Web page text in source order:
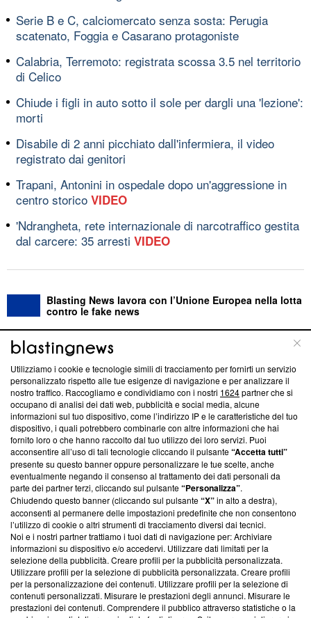
Serie B e C, calciomercato senza sosta: Perugia
scatenato, Foggia e Casarano protagoniste
Calabria, Terremoto: registrata scossa 3.5 nel territorio
di Celico
Chiude i figli in auto sotto il sole per dargli una 'lezione':
morti
Disabile di 2 anni picchiato dall'infermiera, il video
registrato dai genitori
Trapani, Antonini in ospedale dopo un'aggressione in
centro storico VIDEO
'Ndrangheta, rete internazionale di narcotraffico gestita
dal carcere: 35 arresti VIDEO
Blasting News lavora con l’Unione Europea nella lotta
contro le fake news
ABOUT LINEA EDITORIALE
Questa sezione offre informazioni trasparenti su Blasting
News, sui nostri processi editoriali e su come ci impegniamo a
creare news di qualità. Inoltre, afferma la nostra aderenza a
‘Trust Project - News with Integrity’Blasting News non è
ancora membro del programma, ma ha richiesto di farne
parte; Trust Project non ha ancora effettuato una verifica di
conformità agli standard.
Su di noi
Team editoriale
Corporate
Redazione
Informativa Privacy
Utilizziamo i cookie e tecnologie simili di tracciamento per fornirti un servizio
personalizzato rispetto alle tue esigenze di navigazione e per analizzare il
nostro traffico. Raccogliamo e condividiamo con i nostri 1624partner che si
occupano di analisi dei dati web, pubblicità e social media, alcune
informazioni sul tuo dispositivo, come l’indirizzo IP e le caratteristiche del tuo
dispositivo, i quali potrebbero combinarle con altre informazioni che hai
fornito loro o che hanno raccolto dal tuo utilizzo dei loro servizi. Puoi
acconsentire all’uso di tali tecnologie cliccando il pulsante“Accetta tutti”
presente su questo banner oppure personalizzare le tue scelte, anche
eventualmente negando il consenso al trattamento dei dati personali da
parte dei partner terzi, cliccando sul pulsante“Personalizza”.
Chiudendo questo banner (cliccando sul pulsante“X”in alto a destra),
acconsenti al permanere delle impostazioni predefinite che non consentono
l’utilizzo di cookie o altri strumenti di tracciamento diversi dai tecnici.
Noi e i nostri partner trattiamo i tuoi dati di navigazione per: Archiviare
informazioni su dispositivo e/o accedervi. Utilizzare dati limitati per la
selezione della pubblicità. Creare profili per la pubblicità personalizzata.
Utilizzare profili per la selezione di pubblicità personalizzata. Creare profili
per la personalizzazione dei contenuti. Utilizzare profili per la selezione di
contenuti personalizzati. Misurare le prestazioni degli annunci. Misurare le
prestazioni dei contenuti. Comprendere il pubblico attraverso statistiche o la